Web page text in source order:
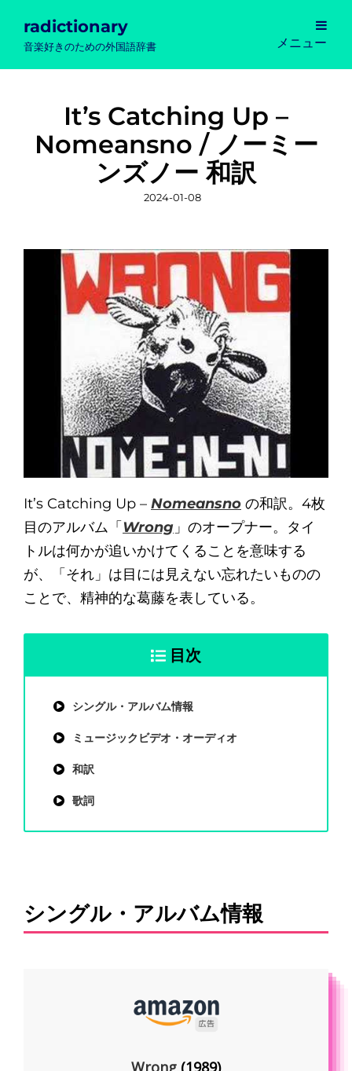
radictionary
音楽好きのための外国語辞書 メニュー
It’s Catching Up –
Nomeansno / ノーミー
ンズノー 和訳
投
2024-01-08
It’s Catching Up – Nomeansno の和訳。4枚
目のアルバム「 Wrong 」のオープナー。タイ
トルは何かが追いかけてくることを意味する
が、「それ」は目には見えない忘れたいものの
ことで、精神的な葛藤を表している。
目次
シングル・アルバム情報
ミュージックビデオ・オーディオ
和訳
歌詞
シングル・アルバム情報
Wrong (1989)